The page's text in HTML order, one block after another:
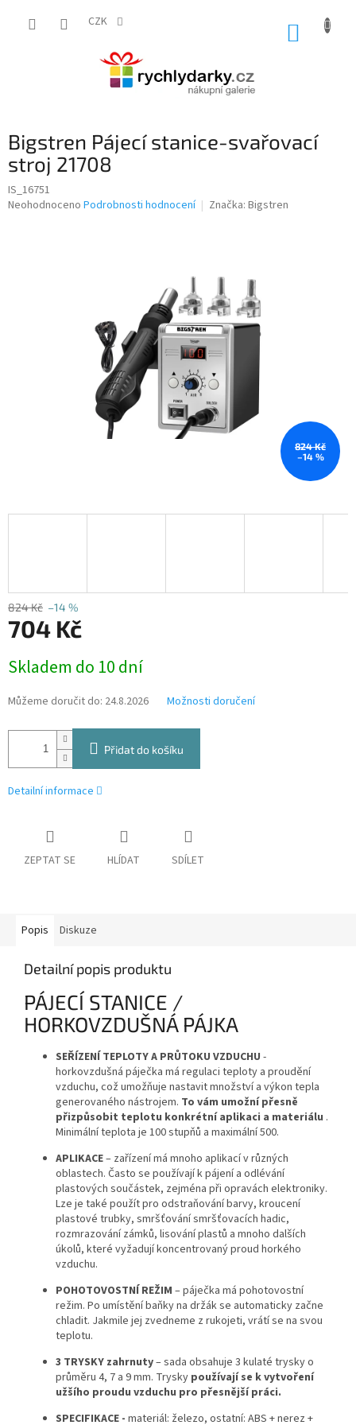
CZK
Bigstren Pájecí stanice-svařovací
stroj 21708
IS_16751
Průměrné
Neohodnoceno Podrobnosti hodnocení Značka: Bigstren
824 Kč
–14 %
824 Kč –14 %
704 Kč
cena:
Skladem do 10 dní
Můžeme doručit do: 24.8.2026 Možnosti doručení
Přidat do košíku
Detailní informace
ZEPTAT SE HLÍDAT SDÍLET
Popis Diskuze
Detailní popis produktu
PÁJECÍ STANICE /
HORKOVZDUŠNÁ PÁJKA
SEŘÍZENÍ TEPLOTY A PRŮTOKU VZDUCHU -
horkovzdušná páječka má regulaci teploty a proudění
vzduchu, což umožňuje nastavit množství a výkon tepla
generovaného nástrojem. To vám umožní přesně
přizpůsobit teplotu konkrétní aplikaci a materiálu .
Minimální teplota je 100 stupňů a maximální 500.
APLIKACE– zařízení má mnoho aplikací v různých
oblastech. Často se používají k pájení a odlévání
plastových součástek, zejména při opravách elektroniky.
Lze je také použít pro odstraňování barvy, kroucení
plastové trubky, smršťování smršťovacích hadic,
rozmrazování zámků, lisování plastů a mnoho dalších
úkolů, které vyžadují koncentrovaný proud horkého
vzduchu.
POHOTOVOSTNÍ REŽIM – páječka má pohotovostní
režim. Po umístění baňky na držák se automaticky začne
chladit. Jakmile jej zvedneme z rukojeti, vrátí se na svou
teplotu.
3 TRYSKY zahrnuty– sada obsahuje 3 kulaté trysky o
průměru 4, 7 a 9 mm. Trysky používají se k vytvoření
užšího proudu vzduchu pro přesnější práci.
SPECIFIKACE - materiál: železo, ostatní: ABS + nerez +